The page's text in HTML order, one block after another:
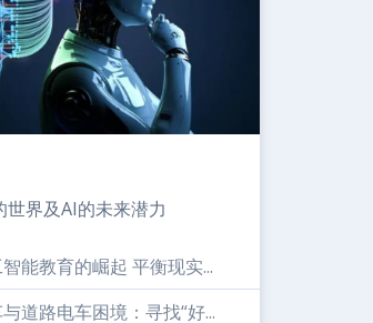
世界及AI的未来潜力
能教育的崛起 平衡现实...
道路电车困境：寻找“好...